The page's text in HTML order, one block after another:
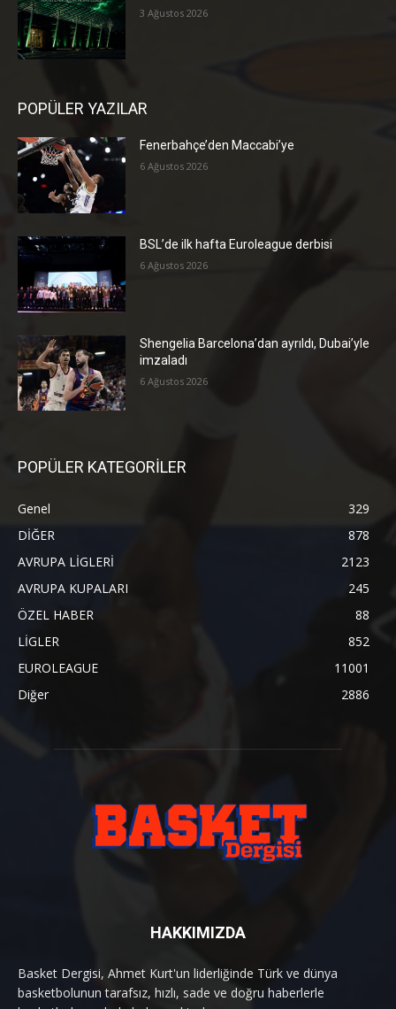
3 Ağustos 2026
POPÜLER YAZILAR
Fenerbahçe’den Maccabi’ye
6 Ağustos 2026
BSL’de ilk hafta Euroleague derbisi
6 Ağustos 2026
Shengelia Barcelona’dan ayrıldı, Dubai’yle
imzaladı
6 Ağustos 2026
POPÜLER KATEGORİLER
Genel
329
DİĞER
878
AVRUPA LİGLERİ
2123
AVRUPA KUPALARI
245
ÖZEL HABER
88
LİGLER
852
EUROLEAGUE
11001
Diğer
2886
HAKKIMIZDA
Basket Dergisi, Ahmet Kurt'un liderliğinde Türk ve dünya
basketbolunun tarafsız, hızlı, sade ve doğru haberlerle